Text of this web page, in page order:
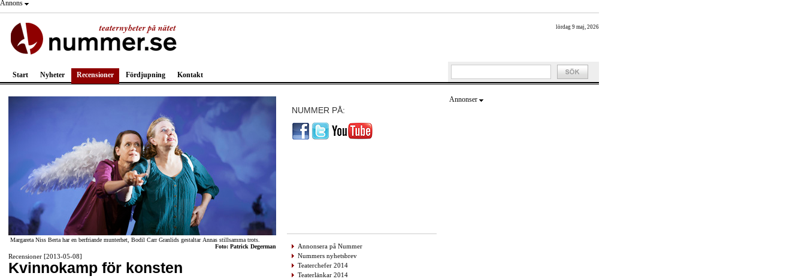
Annons
lördag 9 maj, 2026
Start Nyheter Recensioner Fördjupning Kontakt
Margareta Niss Berta har en berfriande munterhet, Bodil Carr Granlids gestaltar Annas stillsamma trots.
Foto: Patrick Degerman
Recensioner [2013-05-08]
Kvinnokamp för konsten
NUMMER PÅ:
Annonsera på Nummer
Nummers nyhetsbrev
Teaterchefer 2014
Teaterlänkar 2014
Annonser